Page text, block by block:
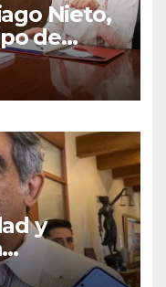
Nieto,
de
y